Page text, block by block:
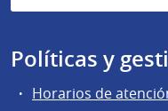
Políticas y
Horarios de